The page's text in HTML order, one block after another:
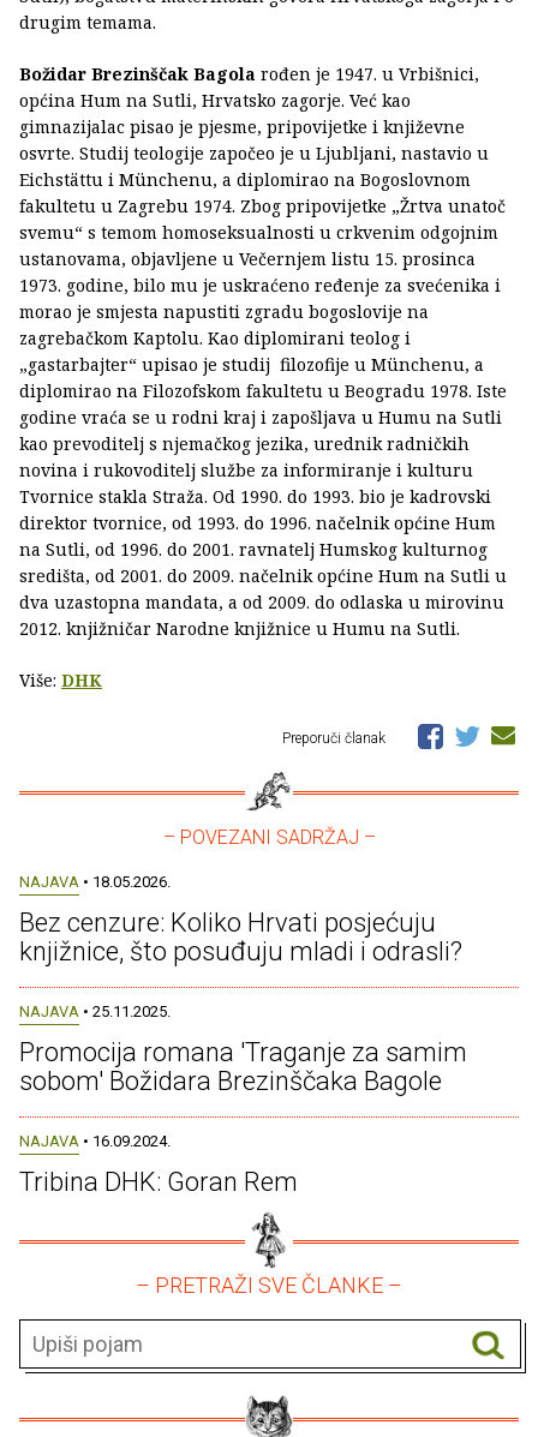
drugim temama.
Božidar Brezinščak Bagola rođen je 1947. u Vrbišnici,
općina Hum na Sutli, Hrvatsko zagorje. Već kao
gimnazijalac pisao je pjesme, pripovijetke i književne
osvrte. Studij teologije započeo je u Ljubljani, nastavio u
Eichstättu i Münchenu, a diplomirao na Bogoslovnom
fakultetu u Zagrebu 1974. Zbog pripovijetke „Žrtva unatoč
svemu“ s temom homoseksualnosti u crkvenim odgojnim
ustanovama, objavljene u Večernjem listu 15. prosinca
1973. godine, bilo mu je uskraćeno ređenje za svećenika i
morao je smjesta napustiti zgradu bogoslovije na
zagrebačkom Kaptolu. Kao diplomirani teolog i
„gastarbajter“ upisao je studij filozofije u Münchenu, a
diplomirao na Filozofskom fakultetu u Beogradu 1978. Iste
godine vraća se u rodni kraj i zapošljava u Humu na Sutli
kao prevoditelj s njemačkog jezika, urednik radničkih
novina i rukovoditelj službe za informiranje i kulturu
Tvornice stakla Straža. Od 1990. do 1993. bio je kadrovski
direktor tvornice, od 1993. do 1996. načelnik općine Hum
na Sutli, od 1996. do 2001. ravnatelj Humskog kulturnog
središta, od 2001. do 2009. načelnik općine Hum na Sutli u
dva uzastopna mandata, a od 2009. do odlaska u mirovinu
2012. knjižničar Narodne knjižnice u Humu na Sutli.
Više: DHK
Preporuči članak
– POVEZANI SADRŽAJ –
NAJAVA • 18.05.2026.
Bez cenzure: Koliko Hrvati posjećuju
knjižnice, što posuđuju mladi i odrasli?
NAJAVA • 25.11.2025.
Promocija romana 'Traganje za samim
sobom' Božidara Brezinščaka Bagole
NAJAVA • 16.09.2024.
Tribina DHK: Goran Rem
– PRETRAŽI SVE ČLANKE –